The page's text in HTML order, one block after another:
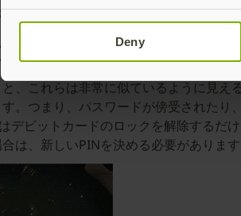
Deny
ワードとPINについて考えてみましょ
、これらは非常に似ているように見
。つまり、パスワードが傍受された
デビットカードのロックを解除する
は、新しいPINを決める必要があります